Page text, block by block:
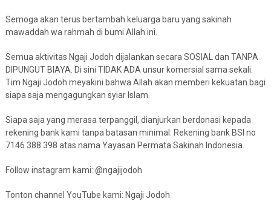
Semoga akan terus bertambah keluarga baru yang sakinah
mawaddah wa rahmah di bumi Allah ini.
Semua aktivitas Ngaji Jodoh dijalankan secara SOSIAL dan TANPA
DIPUNGUT BIAYA. Di sini TIDAK ADA unsur komersial sama sekali.
Tim Ngaji Jodoh meyakini bahwa Allah akan memberi kekuatan bagi
siapa saja mengagungkan syiar Islam.
Siapa saja yang merasa terpanggil, dianjurkan berdonasi kepada
rekening bank kami tanpa batasan minimal: Rekening bank BSI no
7146.388.398 atas nama Yayasan Permata Sakinah Indonesia.
Follow instagram kami: @ngajijodoh
Tonton channel YouTube kami: Ngaji Jodoh